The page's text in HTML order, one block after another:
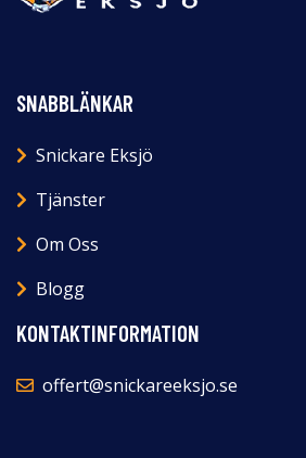
SNABBLÄNKAR
Snickare Eksjö
Tjänster
Om Oss
Blogg
KONTAKTINFORMATION
offert@snickareeksjo.se